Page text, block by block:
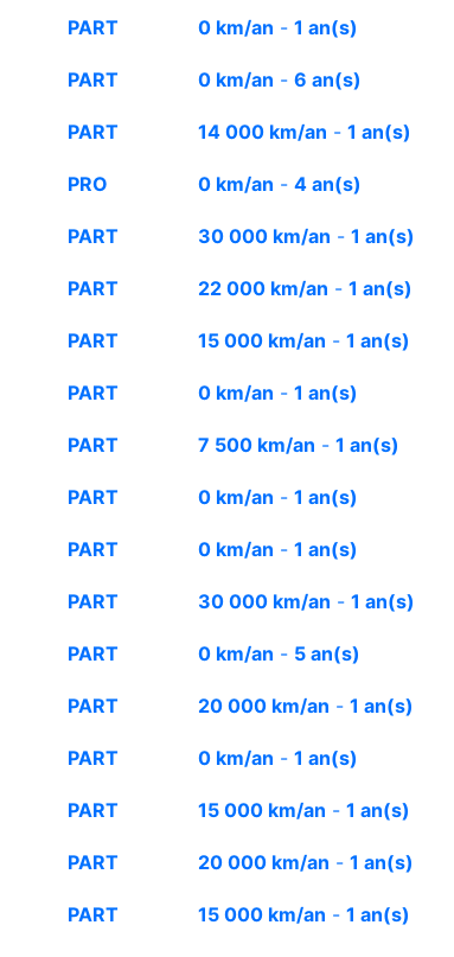
PART 0 km/an -1 an(s)
PART 0 km/an -6 an(s)
PART 14 000 km/an -1 an(s)
PRO 0 km/an -4 an(s)
PART 30 000 km/an -1 an(s)
PART 22 000 km/an -1 an(s)
PART 15 000 km/an -1 an(s)
PART 0 km/an -1 an(s)
PART 7 500 km/an -1 an(s)
PART 0 km/an -1 an(s)
PART 0 km/an -1 an(s)
PART 30 000 km/an -1 an(s)
PART 0 km/an - 5 an(s)
PART 20 000 km/an -1 an(s)
PART 0 km/an -1 an(s)
PART 15 000 km/an -1 an(s)
PART 20 000 km/an -1 an(s)
PART 15 000 km/an -1 an(s)